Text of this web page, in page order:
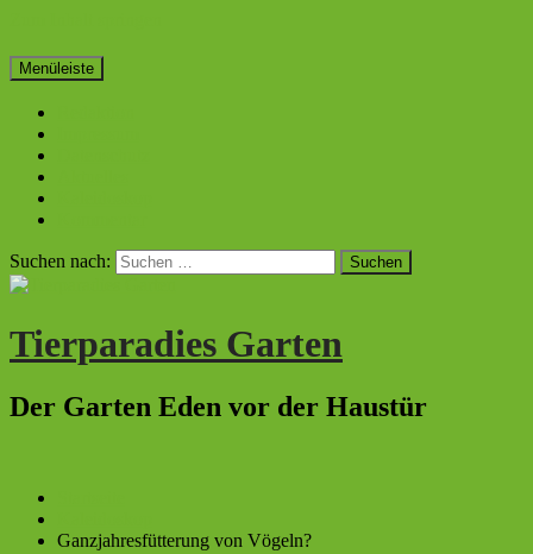
Menüleiste
Suchen nach:
Tierparadies Garten
Der Garten Eden vor der Haustür
Ganzjahresfütterung von Vögeln?